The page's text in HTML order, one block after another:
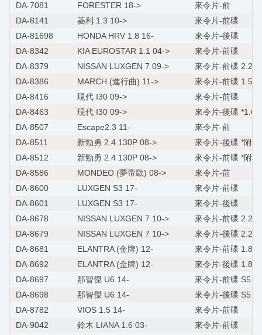
DA-7081
FORESTER 18->
來令片-前
DA-8141
菱利 1.3 10->
來令片-前碟
DA-81698
HONDA HRV 1.8 16-
來令片-後碟
DA-8342
KIA EUROSTAR 1.1 04->
來令片-前碟
DA-8379
NISSAN LUXGEN 7 09->
來令片-前碟 2.2/
DA-8386
MARCH (進行曲) 11->
來令片-前碟 1.5
DA-8416
現代 I30 09->
來令片-前碟
DA-8463
現代 I30 09->
來令片-後碟 *1.6*
DA-8507
Escape2.3 11-
來令片-前
DA-8511
新勁勇 2.4 130P 08->
來令片-後碟 *附感
DA-8512
新勁勇 2.4 130P 08->
來令片-前碟 *附感
DA-8586
MONDEO (夢帝歐) 08->
來令片-前
DA-8600
LUXGEN S3 17-
來令片-前碟
DA-8601
LUXGEN S3 17-
來令片-後碟
DA-8678
NISSAN LUXGEN 7 10->
來令片-前碟 2.2
DA-8679
NISSAN LUXGEN 7 10->
來令片-後碟 2.2
DA-8681
ELANTRA (金牌) 12-
來令片-前碟 1.8
DA-8692
ELANTRA (金牌) 12-
來令片-後碟 1.8
DA-8697
那智傑 U6 14-
來令片-前碟 S5
DA-8698
那智傑 U6 14-
來令片-後碟 S5
DA-8782
VIOS 1.5 14-
來令片-前碟
DA-9042
鈴木 LIANA 1.6 03-
來令片-前碟